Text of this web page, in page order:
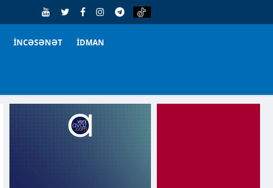
İNCƏSƏNƏT İDMAN